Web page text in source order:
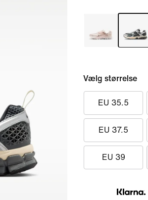
Vælg størrelse
EU 35.5
EU 37.5
EU 39